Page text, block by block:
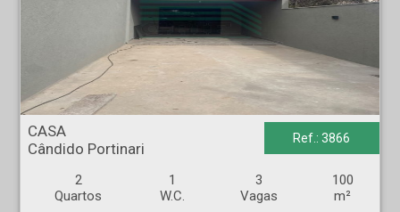
CASA - Cândido Portinari - Ribeirão Preto
CASA
Cândido Portinari
Ref.: 3866
2
Quartos
1
W.C.
3
Vagas
100
m²